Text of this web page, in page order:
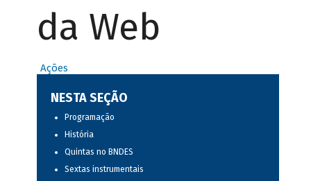
da Web
Ações
NESTA SEÇÃO
Programação
História
Quintas no BNDES
Sextas instrumentais